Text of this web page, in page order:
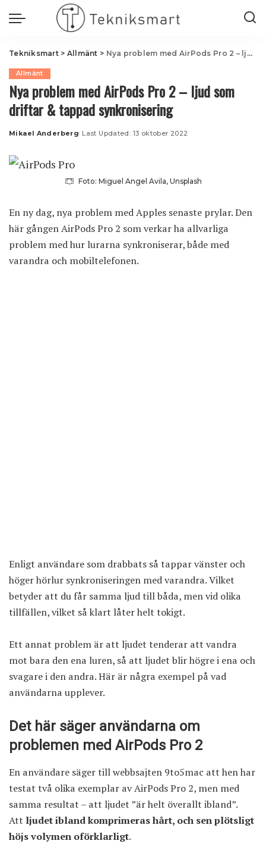
Tekniksmart> Allmänt > Nya problem med AirPods Pro 2 – ljud som driftar & tappad synkronisering
Allmänt
Nya problem med AirPods Pro 2 – ljud som
driftar & tappad synkronisering
Posted
Mikael Anderberg Last Updated: 13 oktober 2022
Foto: Miguel Angel Avila, Unsplash
En ny dag, nya problem med Apples senaste prylar. Den
här gången AirPods Pro 2 som verkar ha allvarliga
problem med hur lurarna synkroniserar, både med
varandra och mobiltelefonen.
Enligt användare som drabbats så tappar vänster och
höger hörlur synkroniseringen med varandra. Vilket
betyder att du får samma ljud till båda, men vid olika
tillfällen, vilket så klart låter helt tokigt.
Ett annat problem är att ljudet tenderar att vandra
mot bara den ena luren, så att ljudet blir högre i ena och
svagare i den andra. Här är några exempel på vad
användarna upplever.
Det här säger användarna om
problemen med AirPods Pro 2
En användare säger till webbsajten 9to5mac att hen har
testat två olika exemplar av AirPods Pro 2, men med
samma resultat – att ljudet ”är helt överallt ibland”.
Att ljudet ibland komprimeras hårt, och sen plötsligt
höjs volymen oförklarligt.